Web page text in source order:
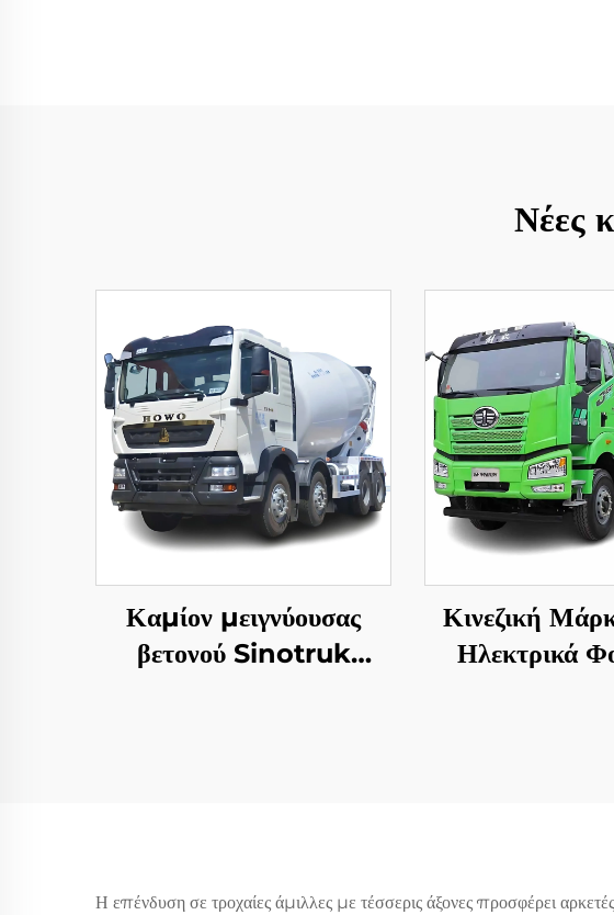
Νέες
Καμίον μειγνύουσας
βετονού Sinotruk
Κινεζική
Ηλεκτρικά
Η επένδυση σε τροχαίες άμιλλες με τέσσερις άξονες προσφέρει